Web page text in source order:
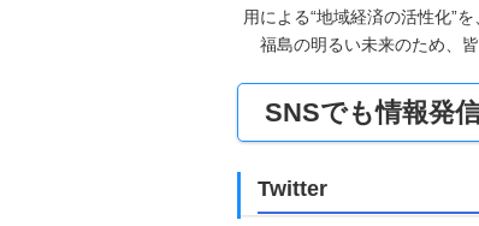
用による“地域経済の活性化”
福島の明るい未来のため、皆
SNSでも情報発信
Twitter